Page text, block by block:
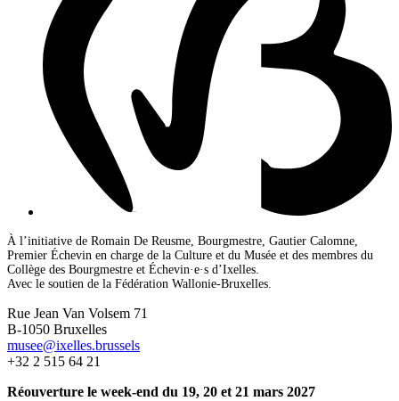
À l’initiative de Romain De Reusme, Bourgmestre, Gautier Calomne,
Premier Échevin en charge de la Culture et du Musée et des membres du
Collège des Bourgmestre et Échevin·e·s d’Ixelles.
Avec le soutien de la Fédération Wallonie-Bruxelles.
Rue Jean Van Volsem 71
B-1050 Bruxelles
musee@ixelles.brussels
+32 2 515 64 21
Réouverture le week-end du 19, 20 et 21 mars 2027